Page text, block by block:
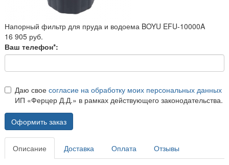
Напорный фильтр для пруда и водоема BOYU EFU-10000A
16 905 руб.
Ваш телефон*:
Даю свое согласие на обработку моих персональных данных
ИП «Ферцер Д.Д.» в рамках действующего законодательства.
Оформить заказ
Описание Доставка Оплата Отзывы